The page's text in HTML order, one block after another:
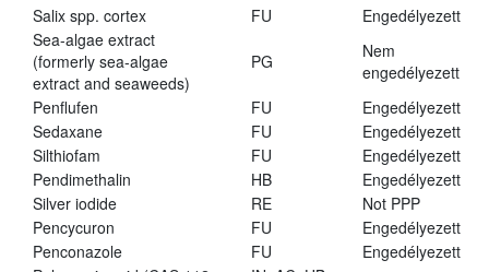
Salix spp. cortex
FU
Engedélyezett
Sea-algae extract
(formerly sea-algae
extract and seaweeds)
PG
Nem
engedélyezett
Penflufen
FU
Engedélyezett
Sedaxane
FU
Engedélyezett
Silthiofam
FU
Engedélyezett
Pendimethalin
HB
Engedélyezett
Silver iodide
RE
Not PPP
Pencycuron
FU
Engedélyezett
Penconazole
FU
Engedélyezett